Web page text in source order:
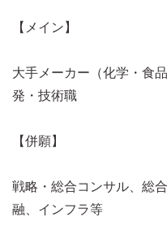
【メイン】
大手メーカー（化学・食
発・技術職
【併願】
戦略・総合コンサル、総
融、インフラ等